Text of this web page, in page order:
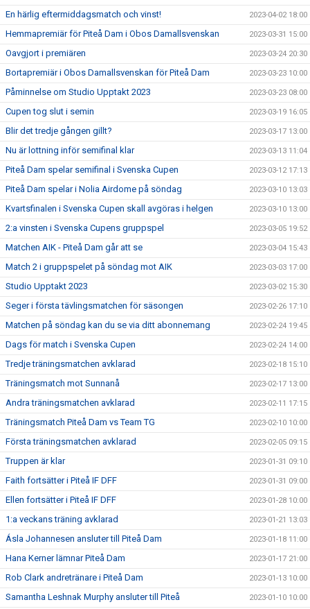
En härlig eftermiddagsmatch och vinst! 2023-04-02 18:00
Hemmapremiär för Piteå Dam i Obos Damallsvenskan 2023-03-31 15:00
Oavgjort i premiären 2023-03-24 20:30
Bortapremiär i Obos Damallsvenskan för Piteå Dam 2023-03-23 10:00
Påminnelse om Studio Upptakt 2023 2023-03-23 08:00
Cupen tog slut i semin 2023-03-19 16:05
Blir det tredje gången gillt? 2023-03-17 13:00
Nu är lottning inför semifinal klar 2023-03-13 11:04
Piteå Dam spelar semifinal i Svenska Cupen 2023-03-12 17:13
Piteå Dam spelar i Nolia Airdome på söndag 2023-03-10 13:03
Kvartsfinalen i Svenska Cupen skall avgöras i helgen 2023-03-10 13:00
2:a vinsten i Svenska Cupens gruppspel 2023-03-05 19:52
Matchen AIK - Piteå Dam går att se 2023-03-04 15:43
Match 2 i gruppspelet på söndag mot AIK 2023-03-03 17:00
Studio Upptakt 2023 2023-03-02 15:30
Seger i första tävlingsmatchen för säsongen 2023-02-26 17:10
Matchen på söndag kan du se via ditt abonnemang 2023-02-24 19:45
Dags för match i Svenska Cupen 2023-02-24 14:00
Tredje träningsmatchen avklarad 2023-02-18 15:10
Träningsmatch mot Sunnanå 2023-02-17 13:00
Andra träningsmatchen avklarad 2023-02-11 17:15
Träningsmatch Piteå Dam vs Team TG 2023-02-10 10:00
Första träningsmatchen avklarad 2023-02-05 09:15
Truppen är klar 2023-01-31 09:10
Faith fortsätter i Piteå IF DFF 2023-01-31 09:00
Ellen fortsätter i Piteå IF DFF 2023-01-28 10:00
1:a veckans träning avklarad 2023-01-21 13:03
Ásla Johannesen ansluter till Piteå Dam 2023-01-18 11:00
Hana Kerner lämnar Piteå Dam 2023-01-17 21:00
Rob Clark andretränare i Piteå Dam 2023-01-13 10:00
Samantha Leshnak Murphy ansluter till Piteå 2023-01-10 10:00